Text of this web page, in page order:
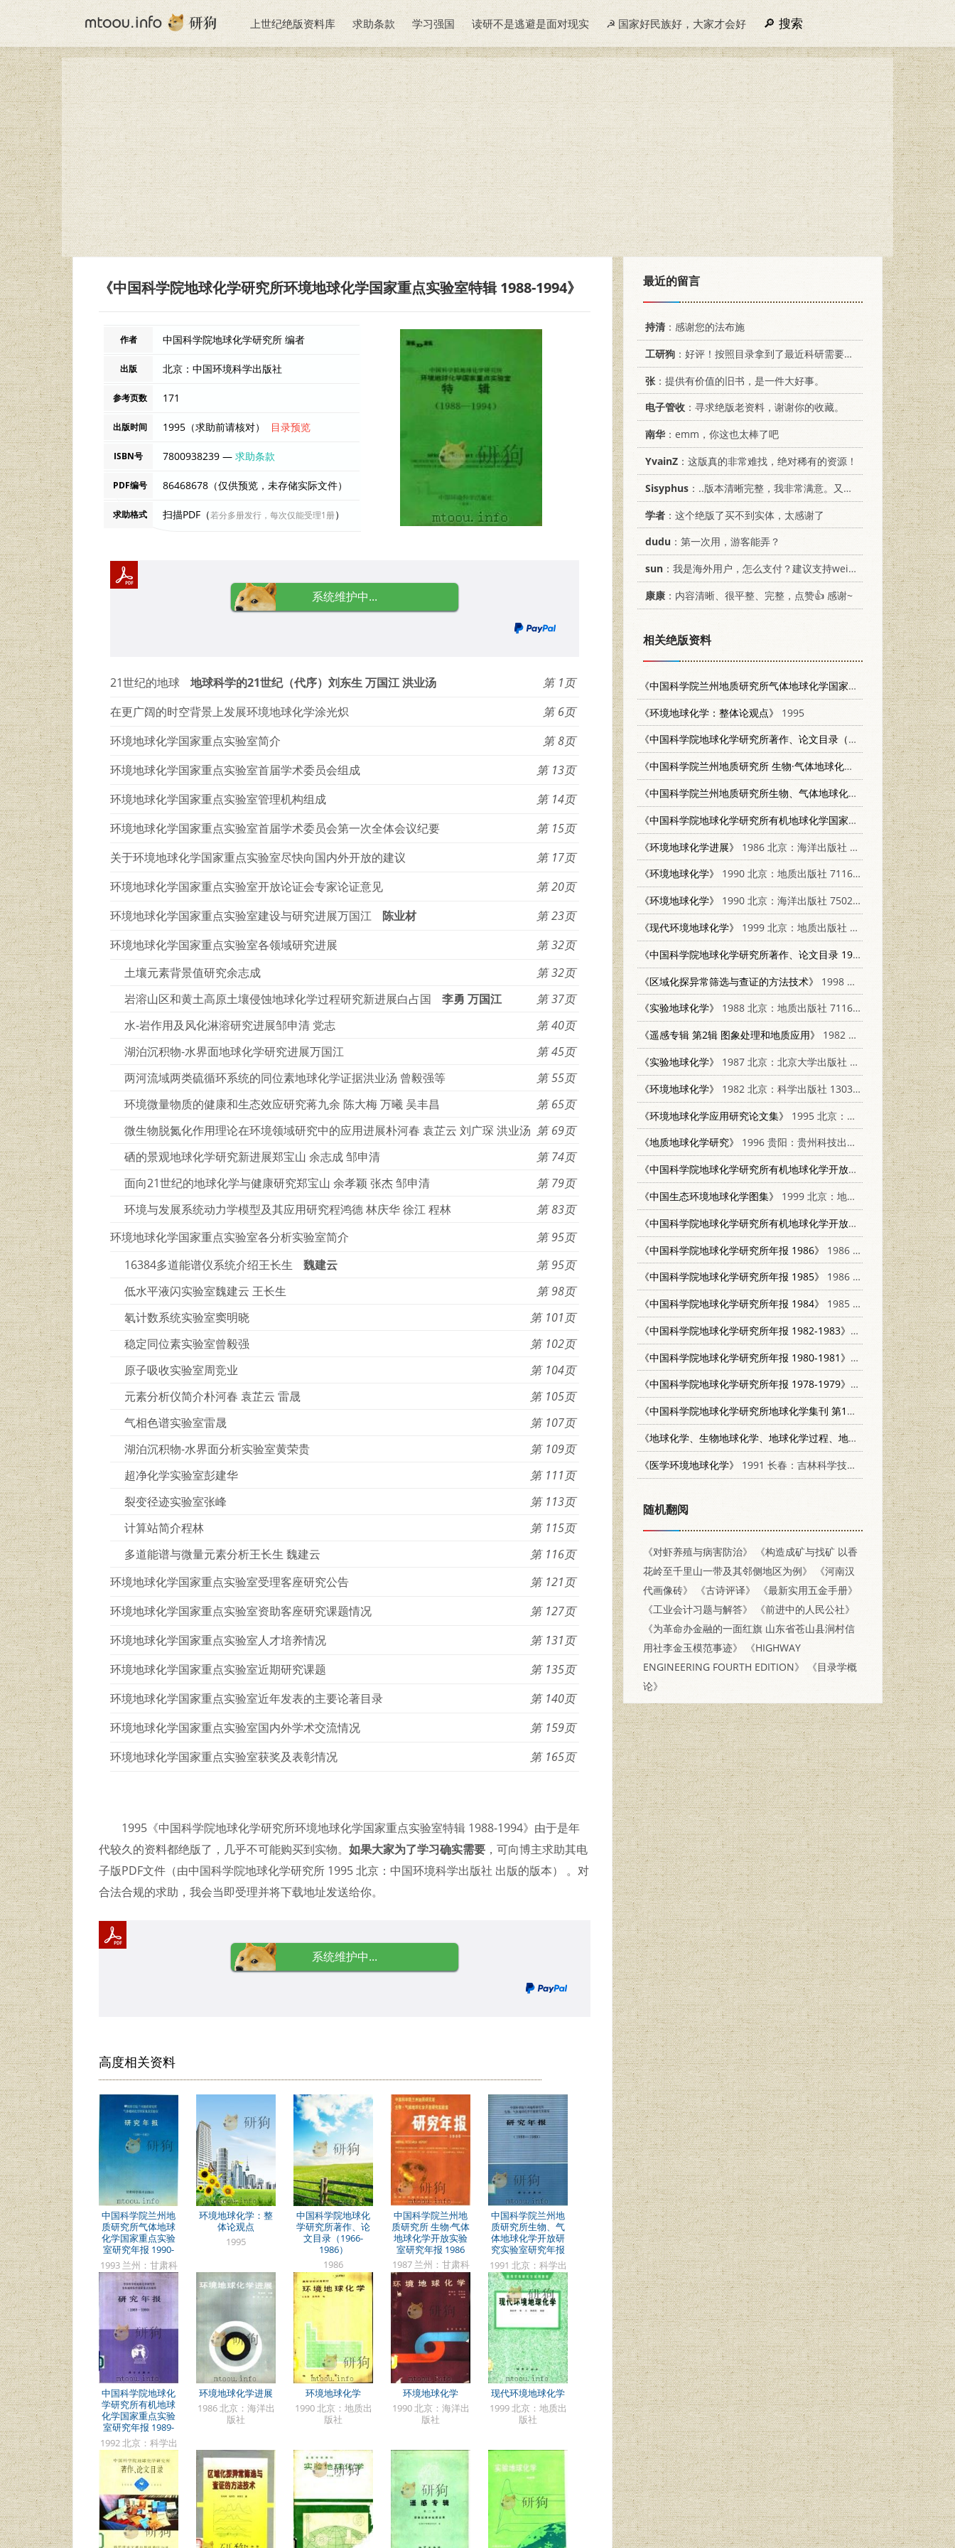
上世纪绝版资料库 求助条款 学习强国 读研不是逃避是面对现实 ☭ 国家好民族好，大家才会好 搜索
《中国科学院地球化学研究所环境地球化学国家重点实验室特辑 1988-1994》
作者 中国科学院地球化学研究所 编者
出版 北京：中国环境科学出版社
参考页数 171
出版时间 1995（求助前请核对） 目录预览
ISBN号 7800938239 —求助条款
PDF编号 86468678（仅供预览，未存储实际文件）
求助格式 扫描PDF（若分多册发行，每次仅能受理1册）
系统维护中...
21世纪的地球 地球科学的21世纪（代序）刘东生 万国江 洪业汤
1
在更广阔的时空背景上发展环境地球化学涂光炽
6
环境地球化学国家重点实验室简介
8
环境地球化学国家重点实验室首届学术委员会组成
13
环境地球化学国家重点实验室管理机构组成
14
环境地球化学国家重点实验室首届学术委员会第一次全体会议纪要
15
关于环境地球化学国家重点实验室尽快向国内外开放的建议
17
环境地球化学国家重点实验室开放论证会专家论证意见
20
环境地球化学国家重点实验室建设与研究进展万国江
陈业材
23
环境地球化学国家重点实验室各领域研究进展
32
土壤元素背景值研究余志成
32
岩溶山区和黄土高原土壤侵蚀地球化学过程研究新进展白占国
李勇 万国江
37
水-岩作用及风化淋溶研究进展邹申清 党志
40
湖泊沉积物-水界面地球化学研究进展万国江
45
两河流域两类硫循环系统的同位素地球化学证据洪业汤 曾毅强等
55
环境微量物质的健康和生态效应研究蒋九余 陈大梅 万曦 吴丰昌
65
微生物脱氮化作用理论在环境领域研究中的应用进展朴河春 袁芷云 刘广琛 洪业汤
69
硒的景观地球化学研究新进展郑宝山 余志成 邹申清
74
面向21世纪的地球化学与健康研究郑宝山 余孝颖 张杰 邹申清
79
环境与发展系统动力学模型及其应用研究程鸿德 林庆华 徐江 程林
83
环境地球化学国家重点实验室各分析实验室简介
95
16384多道能谱仪系统介绍王长生
魏建云
95
低水平液闪实验室魏建云 王长生
98
氡计数系统实验室窦明晓
101
稳定同位素实验室曾毅强
102
原子吸收实验室周竞业
104
元素分析仪简介朴河春 袁芷云 雷晟
105
气相色谱实验室雷晟
107
湖泊沉积物-水界面分析实验室黄荣贵
109
超净化学实验室彭建华
111
裂变径迹实验室张峰
113
计算站简介程林
115
多道能谱与微量元素分析王长生 魏建云
116
环境地球化学国家重点实验室受理客座研究公告
121
环境地球化学国家重点实验室资助客座研究课题情况
127
环境地球化学国家重点实验室人才培养情况
131
环境地球化学国家重点实验室近期研究课题
135
环境地球化学国家重点实验室近年发表的主要论著目录
140
环境地球化学国家重点实验室国内外学术交流情况
159
环境地球化学国家重点实验室获奖及表彰情况
165
1995《中国科学院地球化学研究所环境地球化学国家重点实验室特辑 1988-1994》由于是年
代较久的资料都绝版了，几乎不可能购买到实物。 如果大家为了学习确实需要 ，可向博主求助其电
子版PDF文件（由中国科学院地球化学研究所 1995 北京：中国环境科学出版社 出版的版本） 。对
合法合规的求助，我会当即受理并将下载地址发送给你。
系统维护中...
高度相关资料
中国科学院兰州地
质研究所气体地球
化学国家重点实验
室研究年报 1990-
1992
1993 兰州：甘肃科
学技术出版社
环境地球化学：整
体论观点
1995
中国科学院地球化
学研究所著作、论
文目录（1966-
1986）
1986
中国科学院兰州地
质研究所 生物·气体
地球化学开放实验
室研究年报 1986
1987 兰州：甘肃科
学技术出版社
中国科学院兰州地
质研究所生物、气
体地球化学开放研
究实验室研究年报
1988-1989
1991 北京：科学出
版社
中国科学院地球化
学研究所有机地球
化学国家重点实验
室研究年报 1989-
1990
1992 北京：科学出
版社
环境地球化学进展
1986 北京：海洋出
版社
环境地球化学
1990 北京：地质出
版社
环境地球化学
1990 北京：海洋出
版社
现代环境地球化学
1999 北京：地质出
版社
最近的留言
持清：感谢您的法布施
工研狗 ：好评！按照目录拿到了最近科研需要的材料！
张 ：提供有价值的旧书，是一件大好事。
电子管收 ：寻求绝版老资料，谢谢你的收藏。
南华：emm，你这也太棒了吧
YvainZ ：这版真的非常难找，绝对稀有的资源！
Sisyphus ：..版本清晰完整，我非常满意。又及，这本《话语的真相》...
学者 ：这个绝版了买不到实体，太感谢了
dudu ：第一次用，游客能弄？
sun ：我是海外用户，怎么支付？建议支持weixin支付
康康 ：内容清晰、很平整、完整，点赞👍 感谢~
相关绝版资料
《中国科学院兰州地质研究所气体地球化学国家重点实验室研究年报 1990-1992》
《环境地球化学：整体论观点》
1995
《中国科学院地球化学研究所著作、论文目录（1966-1986）》
1986
《中国科学院兰州地质研究所 生物·气体地球化学开放实验室研究年报 1986》
《中国科学院兰州地质研究所生物、气体地球化学开放研究实验室研究年报 1988-1989》
《中国科学院地球化学研究所有机地球化学国家重点实验室研究年报 1989-1990》
《环境地球化学进展》
1986 北京：海洋出版社 13193·0881
《环境地球化学》
1990 北京：地质出版社 711600582X
《环境地球化学》
1990 北京：海洋出版社 7502706232
《现代环境地球化学》
1999 北京：地质出版社 7116026908
《中国科学院地球化学研究所著作、论文目录 1966-1986》
1986 北京
《区域化探异常筛选与查证的方法技术》
1998 北京：地质出版社 7116026339
《实验地球化学》
1988 北京：地质出版社 7116002766
《遥感专辑 第2辑 图象处理和地质应用》
1982 北京：地质出版社 15038·新856
《实验地球化学》
1987 北京：北京大学出版社 13209·161
《环境地球化学》
1982 北京：科学出版社 13031·2108
《环境地球化学应用研究论文集》
1995 北京：地质出版社 711601909X
《地质地球化学研究》
1996 贵阳：贵州科技出版社 7805846456
《中国科学院地球化学研究所有机地球化学开放研究实验室研究年报 1988》
《中国生态环境地球化学图集》
1999 北京：地质出版社 7116027343
《中国科学院地球化学研究所有机地球化学开放研究实验室研究年报 1986 生物标志物和干酪根 1986.6.7-6.14学术会议》
《中国科学院地球化学研究所年报 1986》
1986 贵阳：贵州人民出版社 13115·75
《中国科学院地球化学研究所年报 1985》
1986 贵阳：贵州人民出版社 13115·76
《中国科学院地球化学研究所年报 1984》
1985 贵阳：贵州人民出版社 13115·59
《中国科学院地球化学研究所年报 1982-1983》
1983 贵阳：贵州人民
《中国科学院地球化学研究所年报 1980-1981》
1982 贵阳：贵州人民
《中国科学院地球化学研究所年报 1978-1979》
1981 贵阳：贵州人民
《中国科学院地球化学研究所地球化学集刊 第1号》
1984 北京：科学
《地球化学、生物地球化学、地球化学过程、地球化学图解》
1957 北
《医学环境地球化学》
1991 长春：吉林科学技术出版社 753840712X
随机翻阅
《对虾养殖与病害防治》
《构造成矿与找矿 以香
花岭至千里山一带及其邻侧地区为例》
《河南汉
代画像砖》
《古诗评译》
《最新实用五金手册》
《工业会计习题与解答》
《前进中的人民公社》
《为革命办金融的一面红旗 山东省苍山县涧村信
用社李金玉模范事迹》
《HIGHWAY
ENGINEERING FOURTH EDITION》
《目录学概
论》